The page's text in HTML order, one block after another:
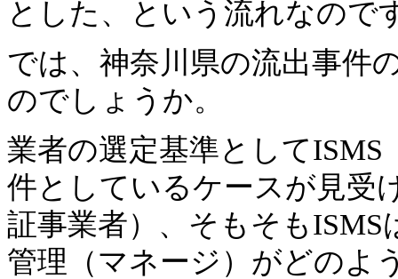
とした、という流れなので
では、神奈川県の流出事件
のでしょうか。
業者の選定基準としてISMS
件としているケースが見受
証事業者）、そもそも
管理（マネージ）がどのよ